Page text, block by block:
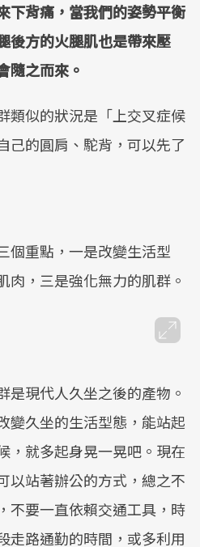
下背痛，當我們的姿勢平衡
後方的火腿肌也是帶來壓
隨之而來。
類似的狀況是「上交叉症候
己的圓肩、駝背，可以先了
個重點，一是改變生活型
肉，三是強化無力的肌群。
是現代人久坐之後的產物。
變久坐的生活型態，能站起
，就多起身晃一晃吧。現在
以站著辦公的方式，總之不
不要一直依賴交通工具，時
走路通勤的時間，或多利用